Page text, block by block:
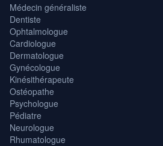
Médecin généraliste
Dentiste
Ophtalmologue
Cardiologue
Dermatologue
Gynécologue
Kinésithérapeute
Ostéopathe
Psychologue
Pédiatre
Neurologue
Rhumatologue